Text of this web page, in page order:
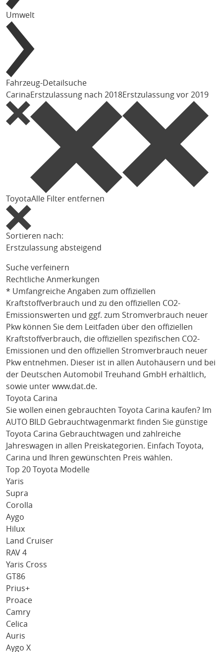
Umwelt
Fahrzeug-Detailsuche
CarinaErstzulassung nach 2018Erstzulassung vor 2019
ToyotaAlle Filter entfernen
Sortieren nach:
Erstzulassung absteigend
Suche verfeinern
Rechtliche Anmerkungen
* Umfangreiche Angaben zum offiziellen
Kraftstoffverbrauch und zu den offiziellen CO2-
Emissionswerten und ggf. zum Stromverbrauch neuer
Pkw können Sie dem Leitfaden über den offiziellen
Kraftstoffverbrauch, die offiziellen spezifischen CO2-
Emissionen und den offiziellen Stromverbrauch neuer
Pkw entnehmen. Dieser ist in allen Autohäusern und bei
der Deutschen Automobil Treuhand GmbH erhältlich,
sowie unter www.dat.de.
Toyota Carina
Sie wollen einen gebrauchten Toyota Carina kaufen? Im
AUTO BILD Gebrauchtwagenmarkt finden Sie günstige
Toyota Carina Gebrauchtwagen und zahlreiche
Jahreswagen in allen Preiskategorien. Einfach Toyota,
Carina und Ihren gewünschten Preis wählen.
Top 20 Toyota Modelle
Yaris
Supra
Corolla
Aygo
Hilux
Land Cruiser
RAV 4
Yaris Cross
GT86
Prius+
Proace
Camry
Celica
Auris
Aygo X